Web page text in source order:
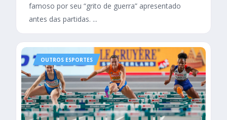
famoso por seu “grito de guerra” apresentado
antes das partidas. ...
OUTROS ESPORTES